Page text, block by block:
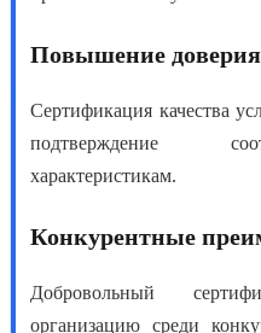
Повышение
Сертификация качества
подтверждение
характеристикам.
Конкурентные
Добровольный
организацию среди